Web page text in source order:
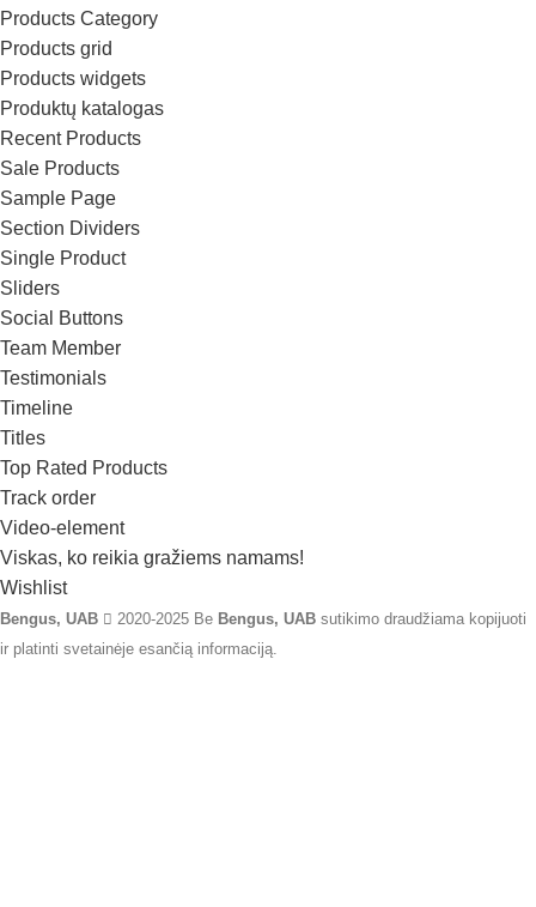
Products Category
Products grid
Products widgets
Produktų katalogas
Recent Products
Sale Products
Sample Page
Section Dividers
Single Product
Sliders
Social Buttons
Team Member
Testimonials
Timeline
Titles
Top Rated Products
Track order
Video-element
Viskas, ko reikia gražiems namams!
Wishlist
Bengus, UAB 2020-2025 Be Bengus, UAB sutikimo draudžiama kopijuoti
ir platinti svetainėje esančią informaciją.